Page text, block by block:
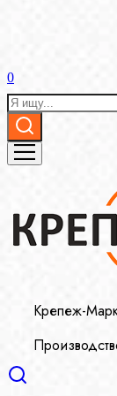
0
Крепеж-